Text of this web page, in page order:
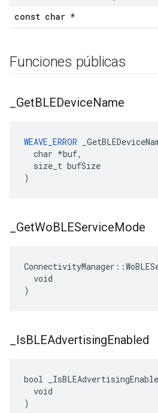
const char *
Funciones públicas
GetBLEDeviceName
WEAVE_ERROR
  char *buf,
  size_t bufSize
)
GetWoBLEServiceMode
  void
)
IsBLEAdvertisingEnabled
bool
  void
)